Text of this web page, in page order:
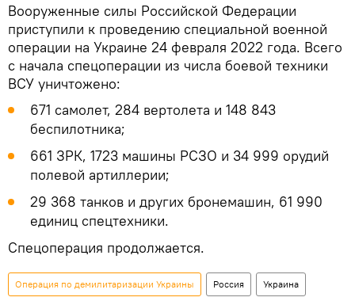
Вооруженные силы Российской Федерации
приступили к проведению специальной военной
операции на Украине 24 февраля 2022 года. Всего
с начала спецоперации из числа боевой техники
ВСУ уничтожено:
671 самолет, 284 вертолета и 148 843
беспилотника;
661 ЗРК, 1723 машины РСЗО и 34 999 орудий
полевой артиллерии;
29 368 танков и других бронемашин, 61 990
единиц спецтехники.
Спецоперация продолжается.
Операция по демилитаризации Украины Россия Украина